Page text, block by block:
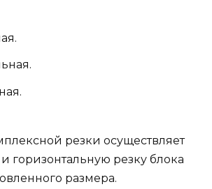
резки осуществляет
горизонтальную резку блока
размера.